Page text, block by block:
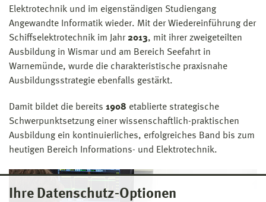
Ihre Datenschutz-Optionen
Elektrotechnik und im eigenständigen Studiengang
Angewandte Informatik wieder. Mit der Wiedereinführung der
Schiffselektrotechnik im Jahr 2013, mit ihrer zweigeteilten
Ausbildung in Wismar und am Bereich Seefahrt in
Warnemünde, wurde die charakteristische praxisnahe
Ausbildungsstrategie ebenfalls gestärkt.
Damit bildet die bereits 1908 etablierte strategische
Schwerpunktsetzung einer wissenschaftlich-praktischen
Ausbildung ein kontinuierliches, erfolgreiches Band bis zum
heutigen Bereich Informations- und Elektrotechnik.